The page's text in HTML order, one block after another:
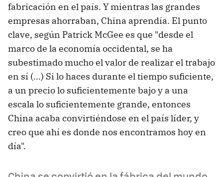
fabricación en el país. Y mientras las grandes
empresas ahorraban, China aprendía. El punto
clave, según Patrick McGee es que "desde el
marco de la economía occidental, se ha
subestimado mucho el valor de realizar el trabajo
en sí (...) Si lo haces durante el tiempo suficiente,
a un precio lo suficientemente bajo y a una
escala lo suficientemente grande, entonces
China acaba convirtiéndose en el país líder, y
creo que ahí es donde nos encontramos hoy en
día".